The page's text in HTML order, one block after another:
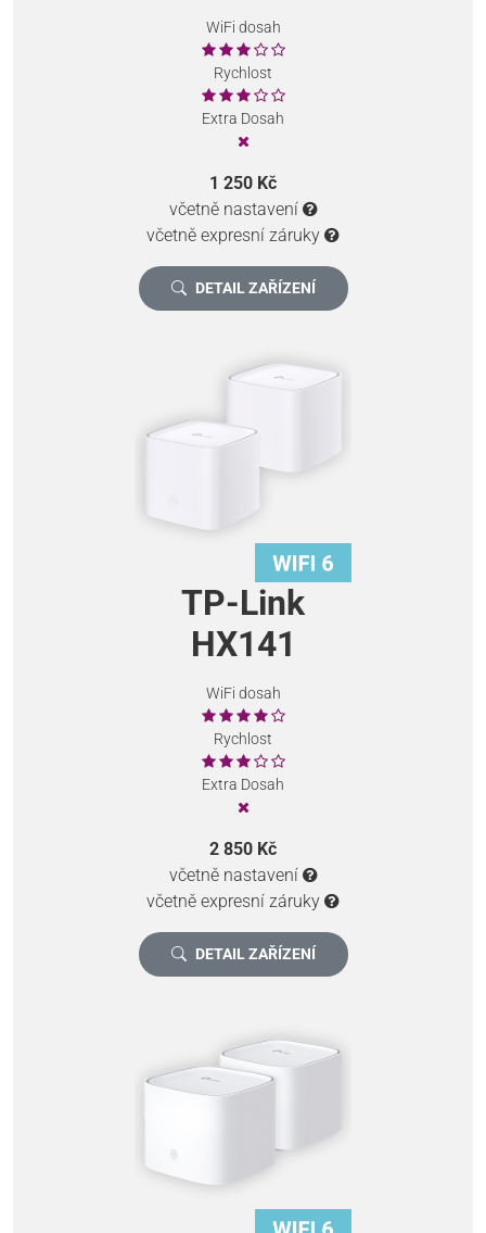
WiFi dosah
Rychlost
Extra Dosah
1 250 Kč
včetně nastavení
včetně expresní záruky
DETAIL ZAŘÍZENÍ
TP-Link
HX141
WiFi dosah
Rychlost
Extra Dosah
2 850 Kč
včetně nastavení
včetně expresní záruky
DETAIL ZAŘÍZENÍ